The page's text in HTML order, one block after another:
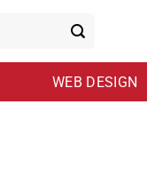
WEB DESIGN